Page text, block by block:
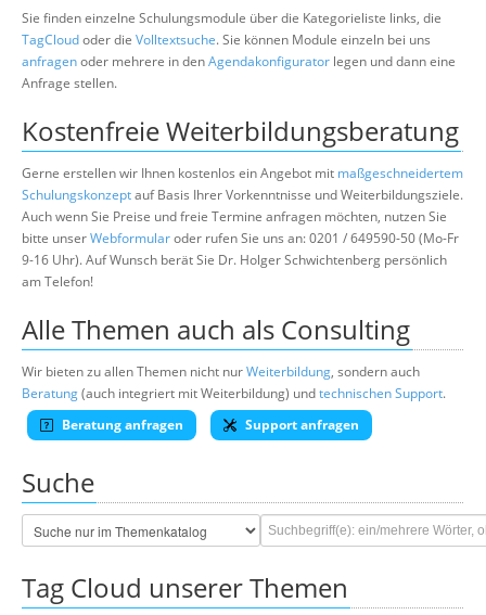
Sie finden einzelne Schulungsmodule über die Kategorieliste links, die
TagCloudoder die Volltextsuche. Sie können Module einzeln bei uns
anfragenoder mehrere in denAgendakonfigurator legen und dann eine
Anfrage stellen.
Kostenfreie Weiterbildungsberatung
Gerne erstellen wir Ihnen kostenlos ein Angebot mit maßgeschneidertem
Schulungskonzeptauf Basis Ihrer Vorkenntnisse und Weiterbildungsziele.
Auch wenn Sie Preise und freie Termine anfragen möchten, nutzen Sie
bitte unserWebformularoder rufen Sie uns an: 0201 / 649590-50 (Mo-Fr
9-16 Uhr). Auf Wunsch berät Sie Dr. Holger Schwichtenberg persönlich
am Telefon!
Alle Themen auch als Consulting
Wir bieten zu allen Themen nicht nurWeiterbildung, sondern auch
Beratung(auch integriert mit Weiterbildung) undtechnischen Support.
Beratung anfragen
Support anfragen
Suche
Tag Cloud unserer Themen